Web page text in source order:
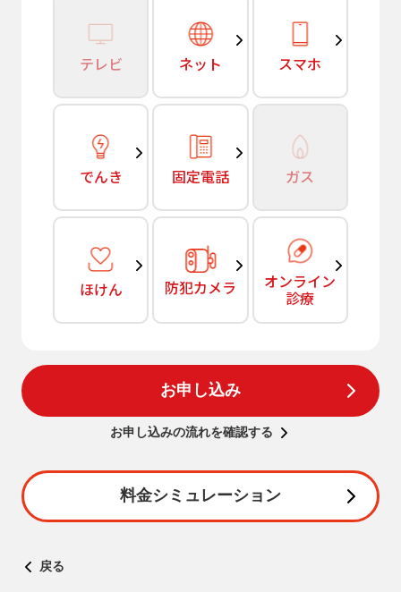
テレビ ネット スマホ
でんき 固定電話 ガス
ほけん 防犯カメラ オンライン
診療
お申し込み
お申し込みの流れを確認する
料金シミュレーション
戻る